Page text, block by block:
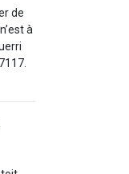
de
à